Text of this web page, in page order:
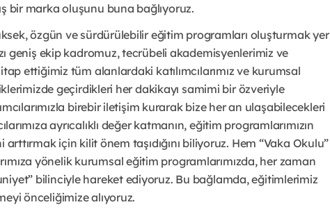
bir marka oluşunu buna bağlıyoruz.
özgün ve sürdürülebilir eğitim programları oluşturmak yer
geniş ekip kadromuz, tecrübeli akademisyenlerimiz ve
ettiğimiz tüm alanlardaki katılımcılarımız ve kurumsal
geçirdikleri her dakikayı samimi bir özveriyle
birebir iletişim kurarak bize her an ulaşabilecekleri
ayrıcalıklı değer katmanın, eğitim programlarımızın
için kilit önem taşıdığını biliyoruz. Hem “Vaka Okulu”
yönelik kurumsal eğitim programlarımızda, her zaman
bilinciyle hareket ediyoruz. Bu bağlamda, eğitimlerimiz
önceliğimize alıyoruz.